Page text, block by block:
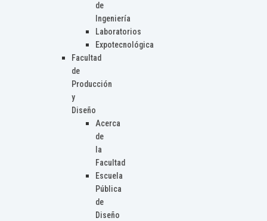
de
Ingeniería
Laboratorios
Expotecnológica
Facultad
de
Producción
y
Diseño
Acerca
de
la
Facultad
Escuela
Pública
de
Diseño